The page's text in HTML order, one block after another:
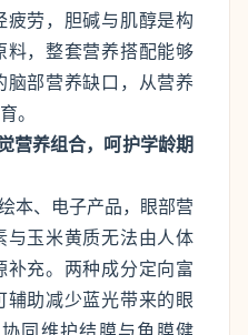
劳，胆碱与肌醇是构
料，整套营养搭配能够
部营养缺口，从营养
。
营养组合，呵护学龄期
本、电子产品，眼部营
玉米黄质无法由人体
补充。两种成分定向富
助减少蓝光带来的眼